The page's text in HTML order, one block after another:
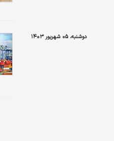
دوشنبه، ۰۵ شهریور ۱۴۰۳